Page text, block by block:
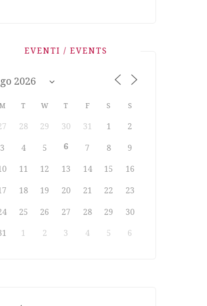
EVENTI / EVENTS
T W T F S S
28 29 30 31 1 2
3 4 5 6 7 8 9
11 12 13 14 15 16
18 19 20 21 22 23
25 26 27 28 29 30
1 2 3 4 5 6